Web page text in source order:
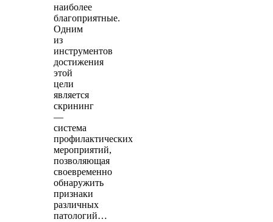
наиболее
благоприятные.
Одним
из
инструментов
достижения
этой
цели
является
скрининг
—
система
профилактических
мероприятий,
позволяющая
своевременно
обнаружить
признаки
различных
патологий…